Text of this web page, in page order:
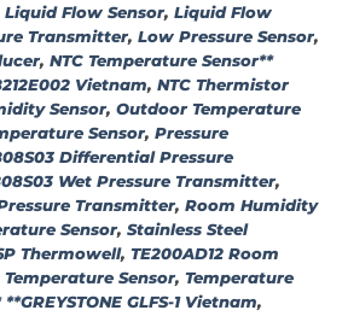
Liquid Flow Sensor, Liquid Flow
Transmitter, Low Pressure Sensor,
, NTC Temperature Sensor**
Vietnam, NTC Thermistor
Sensor, Outdoor Temperature
Sensor, Pressure
Differential Pressure
Wet Pressure Transmitter,
Transmitter, Room Humidity
Sensor, Stainless Steel
Thermowell, TE200AD12 Room
Temperature Sensor, Temperature
GLFS-1 Vietnam,